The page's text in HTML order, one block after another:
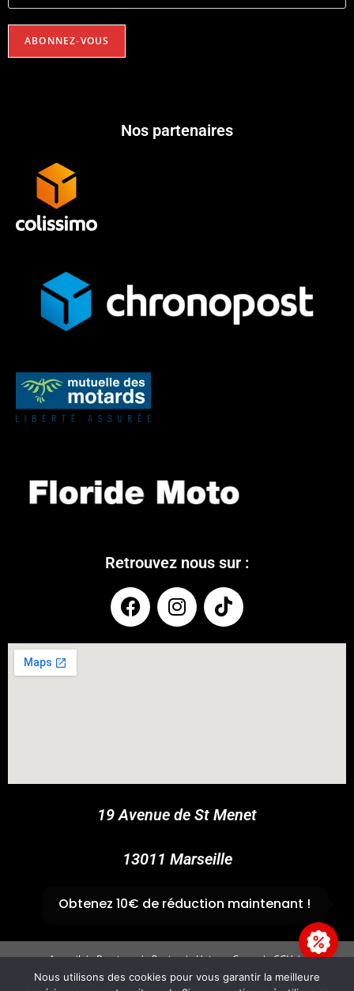
Nos partenaires
Retrouvez nous sur :
19 Avenue de St Menet
13011 Marseille
✆04 91 44 45 46
Accueil Boutique Panier Univers Cross
CGV
Mentions légales
Obtenez 10€ de réduction maintenant !
Nous utilisons des cookies pour vous garantir la meilleure